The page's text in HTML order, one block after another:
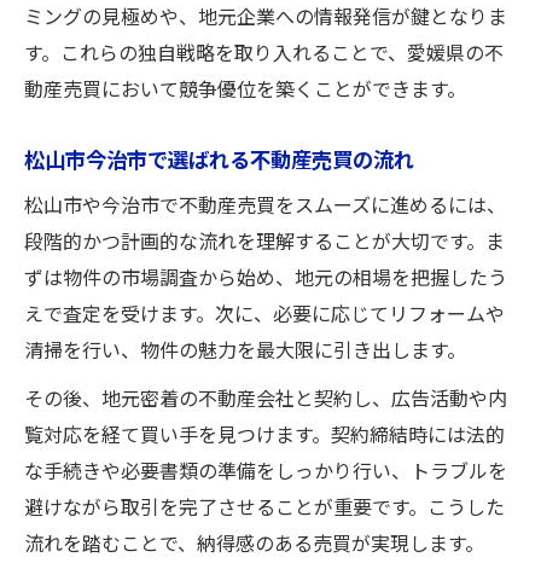
ミングの見極めや、地元企業への情報発信が鍵となりま
す。これらの独自戦略を取り入れることで、愛媛県の不
動産売買において競争優位を築くことができます。
松山市今治市で選ばれる不動産売買の流れ
松山市や今治市で不動産売買をスムーズに進めるには、
段階的かつ計画的な流れを理解することが大切です。ま
ずは物件の市場調査から始め、地元の相場を把握したう
えで査定を受けます。次に、必要に応じてリフォームや
清掃を行い、物件の魅力を最大限に引き出します。
その後、地元密着の不動産会社と契約し、広告活動や内
覧対応を経て買い手を見つけます。契約締結時には法的
な手続きや必要書類の準備をしっかり行い、トラブルを
避けながら取引を完了させることが重要です。こうした
流れを踏むことで、納得感のある売買が実現します。